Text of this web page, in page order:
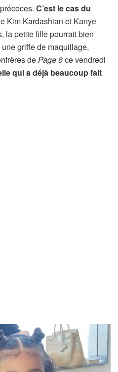
C’est le cas du
Kim Kardashian et Kanye
la petite fille pourrait bien
griffe de maquillage,
dePage 6ce vendredi
qui a déjà beaucoup fait